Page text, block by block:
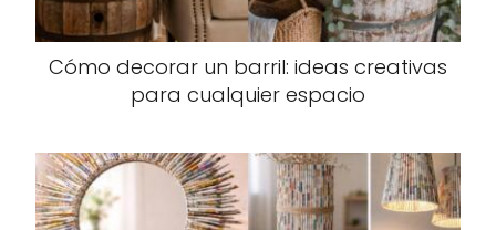
Cómo decorar un barril: ideas creativas
para cualquier espacio